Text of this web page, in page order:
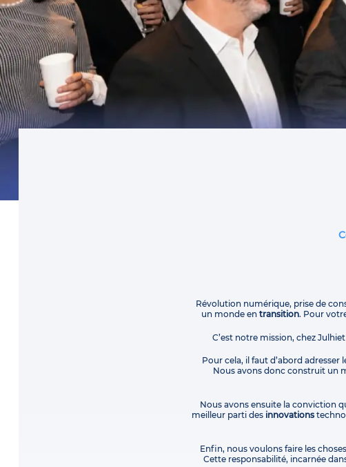
Révolution numérique, prise de
un monde entransition. Pour
C’est notre mission, chez
Pour cela, il faut d’abord
Nous avons donc construit un
Nous avons ensuite la conviction
meilleur parti des innovations
Enfin, nous voulons faire les
Cette responsabilité, incarnée